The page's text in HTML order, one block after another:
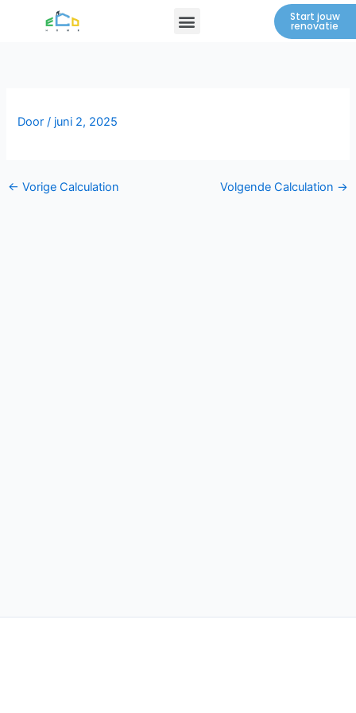
Menu Start jouw
renovatie
Door/ juni 2, 2025
← Vorige Calculation Volgende Calculation →